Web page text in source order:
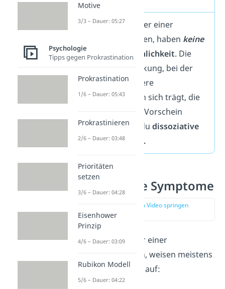
Menschen, die unter einer
Schizophrenie leiden, haben keine
gespaltene Persönlichkeit. Die
psychische Erkrankung, bei der
eine Person mehrere
Persönlichkeiten in sich trägt, die
abwechselnd zum Vorschein
kommen, nennst du dissoziative
Identitätsstörung.
Schizophrenie Symptome
zur Stelle im Video springen
(00:35)
Betroffene, die unter einer
Schizophrenie leiden, weisen meistens
folgende Symptome auf:
Motive
3/3 – Dauer: 05:27
Psychologie
Tipps gegen Prokrastination
Prokrastination
1/6 – Dauer: 05:43
Prokrastinieren
2/6 – Dauer: 03:48
Prioritäten
setzen
3/6 – Dauer: 04:28
Eisenhower
Prinzip
4/6 – Dauer: 03:09
Rubikon Modell
5/6 – Dauer: 04:22